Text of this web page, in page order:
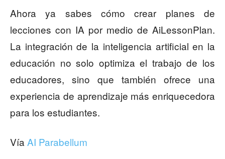
Ahora ya sabes cómo crear planes de
lecciones con IA por medio de AiLessonPlan.
La integración de la inteligencia artificial en la
educación no solo optimiza el trabajo de los
educadores, sino que también ofrece una
experiencia de aprendizaje más enriquecedora
para los estudiantes.
Vía AI Parabellum